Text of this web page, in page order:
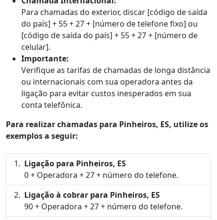
Para chamadas do exterior, discar [código de saída
do país] + 55 + 27 + [número de telefone fixo] ou
[código de saída do país] + 55 + 27 + [número de
celular].
Importante:
Verifique as tarifas de chamadas de longa distância
ou internacionais com sua operadora antes da
ligação para evitar custos inesperados em sua
conta telefônica.
Para realizar chamadas para Pinheiros, ES, utilize os
exemplos a seguir:
Ligação para Pinheiros, ES
0 + Operadora + 27 + número do telefone.
Ligação à cobrar para Pinheiros, ES
90 + Operadora + 27 + número do telefone.